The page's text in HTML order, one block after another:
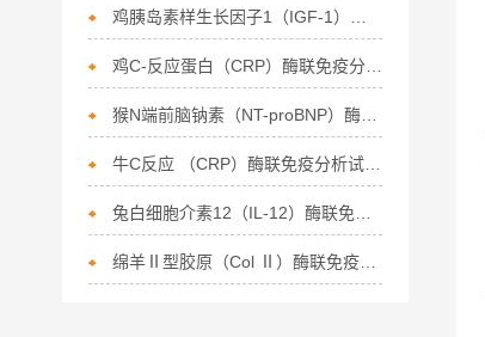
猴N端前脑钠素（NT-proBNP）酶联免疫分析试剂盒
牛C反应 （CRP）酶联免疫分析试剂盒
绵羊Ⅱ型胶原（Col Ⅱ）酶联免疫分析试剂盒